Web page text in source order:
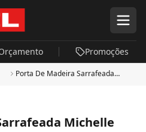
Promoções
Porta De Madeira Sarrafeada
Michelle